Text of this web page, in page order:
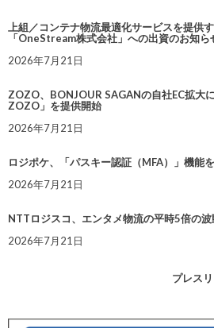
上組／コンテナ物流最適化サービスを提供
「OneStream株式会社」への出資のお知ら
2026年7月21日
ZOZO、BONJOUR SAGANの自社EC拡大
ZOZO」を提供開始
2026年7月21日
ロジポケ、「パスキー認証（MFA）」機能
2026年7月21日
NTTロジスコ、エンタメ物流の平時5倍の
2026年7月21日
プレス